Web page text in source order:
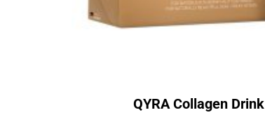
QYRA Collagen Drink